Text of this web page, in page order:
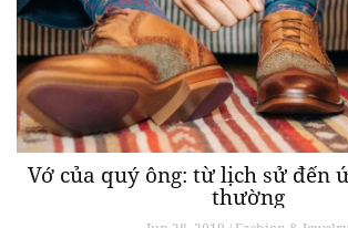
Vớ của quý ông: từ lịch sử đến
thường